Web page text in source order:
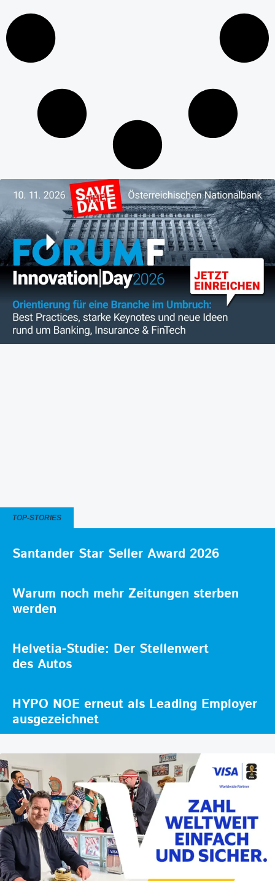
TOP-STORIES
Santander Star Seller Award 2026
Warum noch mehr Zeitungen sterben
werden
Helvetia-Studie: Der Stellenwert
des Autos
HYPO NOE erneut als Leading Employer
ausgezeichnet